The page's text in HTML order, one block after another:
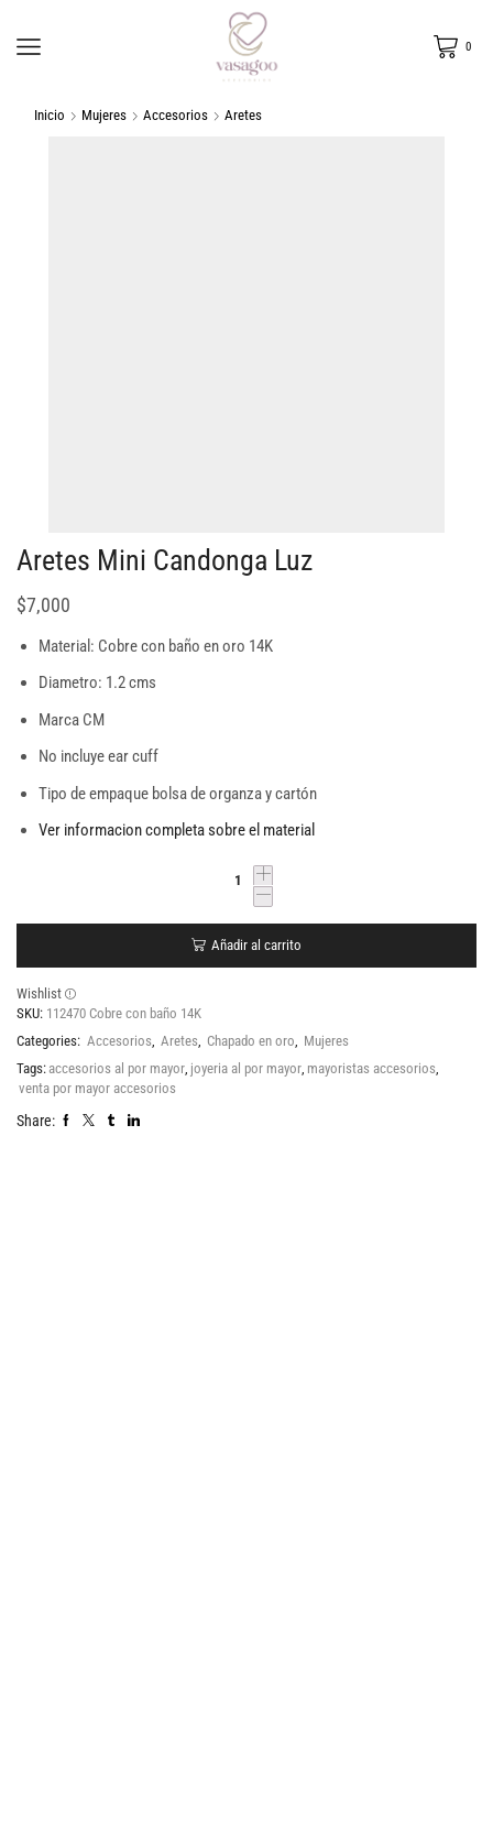
0
Inicio Mujeres Accesorios Aretes
Aretes Mini Candonga Luz
$7,000
Material: Cobre con baño en oro 14K
Diametro: 1.2 cms
Marca CM
No incluye ear cuff
Tipo de empaque bolsa de organza y cartón
Ver informacion completa sobre el material
Añadir al carrito
Wishlist
SKU: 112470 Cobre con baño 14K
Categories: Accesorios Aretes Chapado en oro
Mujeres
Tags: accesorios al por mayor joyeria al por mayor mayoristas accesorios
venta por mayor accesorios
Share: